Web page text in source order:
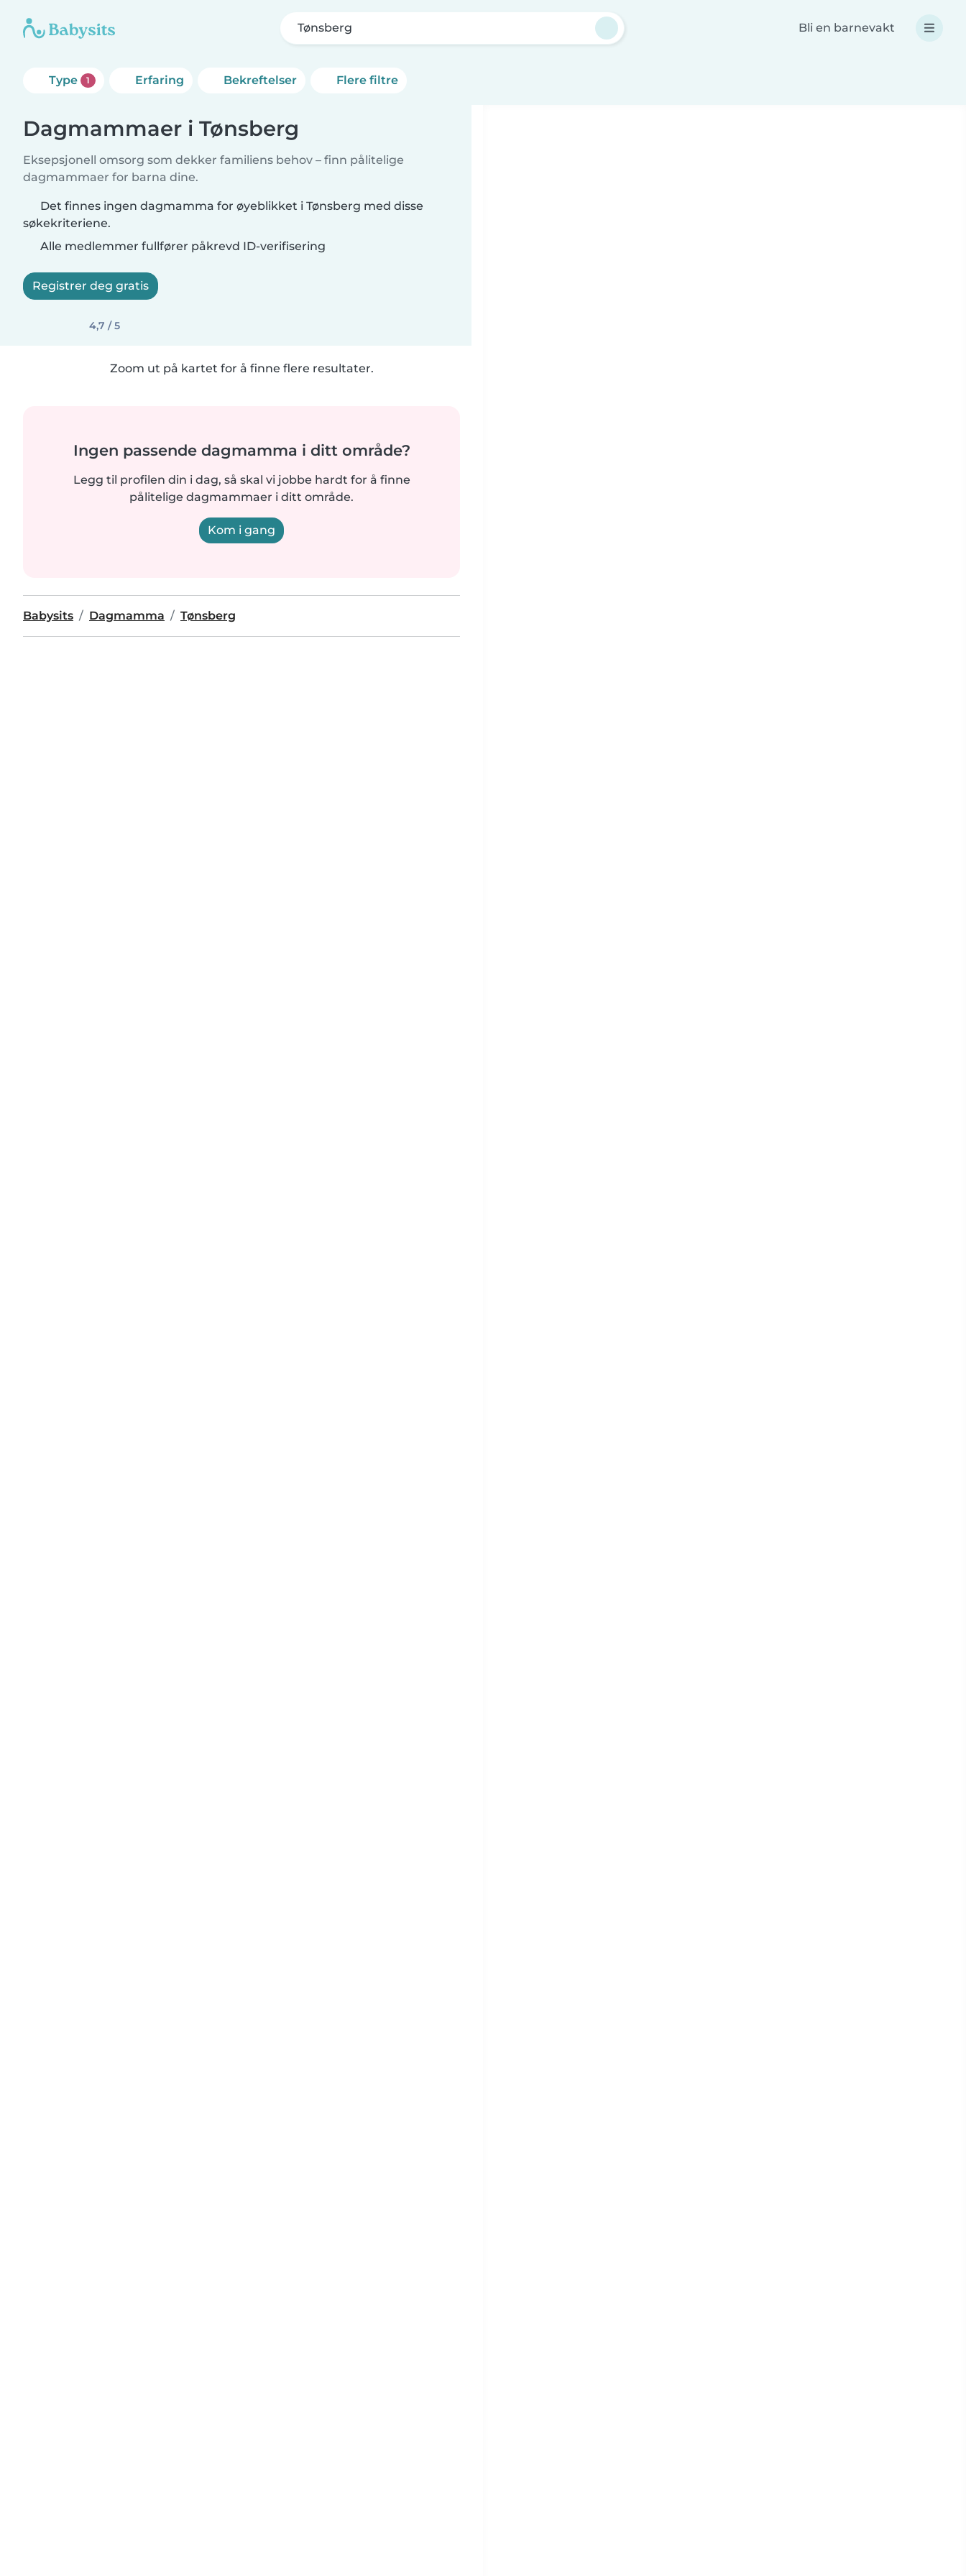
Tønsberg Bli en barnevakt
Type 1 Erfaring Bekreftelser Flere filtre
Dagmammaer i Tønsberg
Eksepsjonell omsorg som dekker familiens behov – finn pålitelige
dagmammaer for barna dine.
Det finnes ingen dagmamma for øyeblikket i Tønsberg med disse
søkekriteriene.
Alle medlemmer fullfører påkrevd ID-verifisering
Registrer deg gratis
4,7 / 5
Zoom ut på kartet for å finne flere resultater.
Ingen passende dagmamma i ditt område?
Legg til profilen din i dag, så skal vi jobbe hardt for å finne
pålitelige dagmammaer i ditt område.
Kom i gang
Babysits Dagmamma Tønsberg